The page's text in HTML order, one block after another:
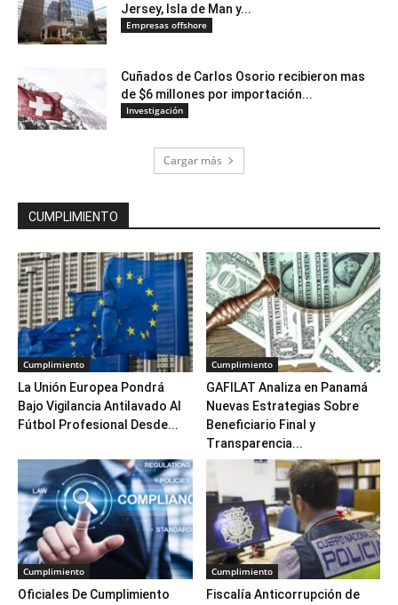
Jersey, Isla de Man y...
Empresas offshore
Cuñados de Carlos Osorio recibieron mas
de $6 millones por importación...
Investigación
Cargar más
CUMPLIMIENTO
Cumplimiento
La Unión Europea Pondrá
Bajo Vigilancia Antilavado Al
Fútbol Profesional Desde...
Cumplimiento
GAFILAT Analiza en Panamá
Nuevas Estrategias Sobre
Beneficiario Final y
Transparencia...
Cumplimiento
Oficiales De Cumplimiento
Cumplimiento
Fiscalía Anticorrupción de